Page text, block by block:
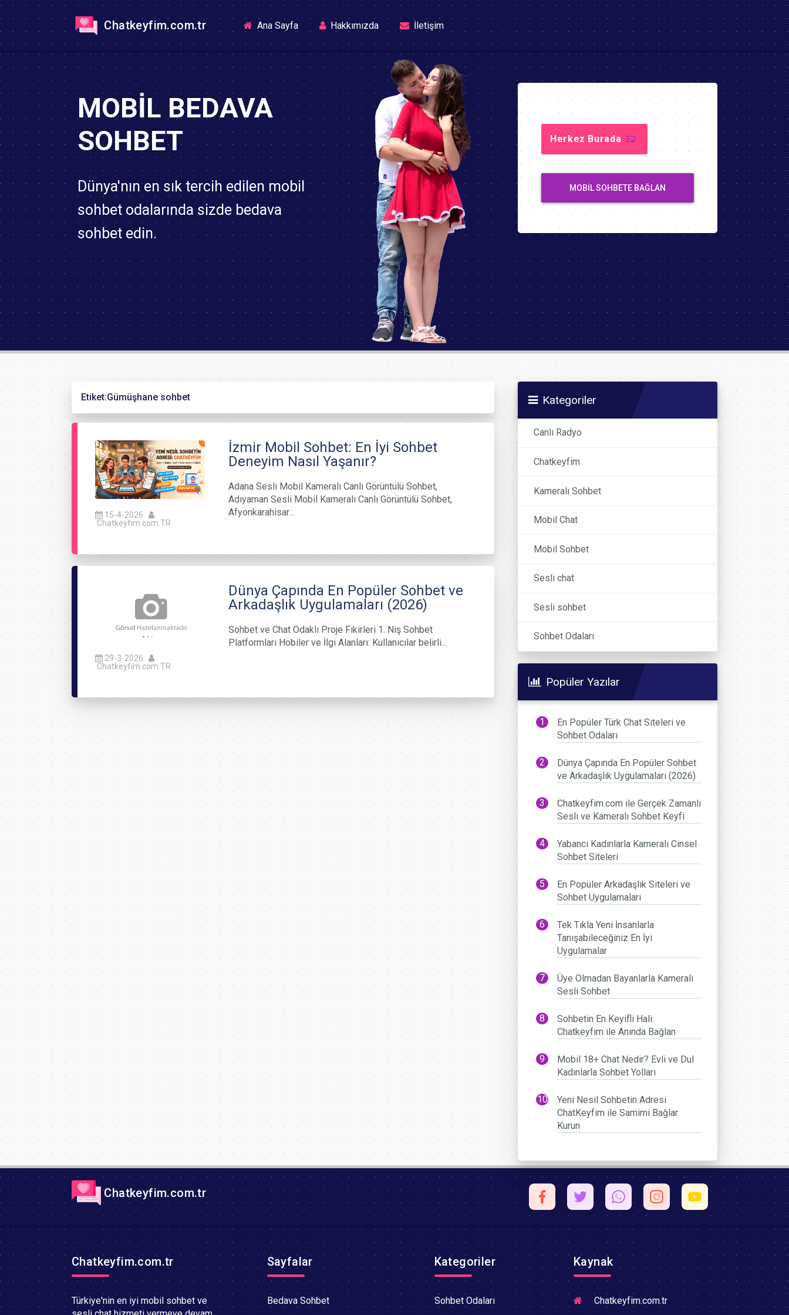
Chatkeyfim.com.tr Ana Sayfa(current)Hakkımızda İletişim
MOBIL BEDAVA
SOHBET
Dünya'nın en sık tercih edilen mobil
sohbet odalarında sizde bedava
sohbet edin.
Herkez Burada
MOBIL SOHBETE BAĞLAN
Etiket:Gümüşhane sohbet
15-4-2026
Chatkeyfim.com.TR
İzmir Mobil Sohbet: En İyi Sohbet
Deneyim Nasıl Yaşanır?
Adana Sesli Mobil Kameralı Canlı Görüntülü Sohbet,
Adıyaman Sesli Mobil Kameralı Canlı Görüntülü Sohbet,
Afyonkarahisar…
29-3-2026
Chatkeyfim.com.TR
Dünya Çapında En Popüler Sohbet ve
Arkadaşlık Uygulamaları (2026)
Sohbet ve Chat Odaklı Proje Fikirleri 1. Niş Sohbet
Platformları Hobiler ve İlgi Alanları: Kullanıcılar belirli…
Kategoriler
Canlı Radyo
Chatkeyfim
Kameralı Sohbet
Mobil Chat
Mobil Sohbet
Sesli chat
Sesli sohbet
Sohbet Odaları
Popüler Yazılar
En Popüler Türk Chat Siteleri ve
Sohbet Odaları
Dünya Çapında En Popüler Sohbet
ve Arkadaşlık Uygulamaları (2026)
Chatkeyfim.com ile Gerçek Zamanlı
Sesli ve Kameralı Sohbet Keyfi
Yabancı Kadınlarla Kameralı Cinsel
Sohbet Siteleri
En Popüler Arkadaşlık Siteleri ve
Sohbet Uygulamaları
Tek Tıkla Yeni İnsanlarla
Tanışabileceğiniz En İyi
Uygulamalar
Üye Olmadan Bayanlarla Kameralı
Sesli Sohbet
Sohbetin En Keyifli Hali:
Chatkeyfim ile Anında Bağlan
Mobil 18+ Chat Nedir? Evli ve Dul
Kadınlarla Sohbet Yolları
Yeni Nesil Sohbetin Adresi
ChatKeyfim ile Samimi Bağlar
Kurun
Chatkeyfim.com.tr
Chatkeyfim.com.tr
Türkiye'nin en iyi mobil sohbet ve
Sayfalar
Bedava Sohbet
Kategoriler
Sohbet Odaları
Kaynak
Chatkeyfim.com.tr